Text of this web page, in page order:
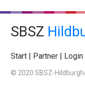
SBSZ
Start | Partner | Login
© 2020 SBSZ-